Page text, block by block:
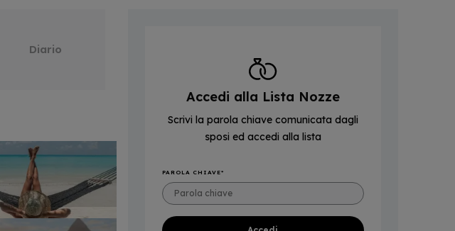
Diario
Accedi alla Lista Nozze
Scrivi la parola chiave comunicata dagli
sposi ed accedi alla lista
PAROLA CHIAVE